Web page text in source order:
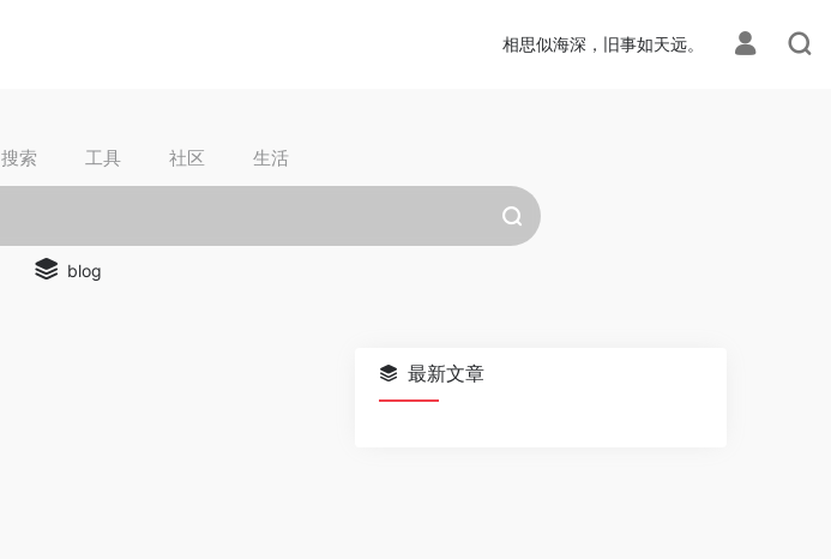
相思似海深，旧事如天远。
搜索 工具 社区 生活
blog
最新文章